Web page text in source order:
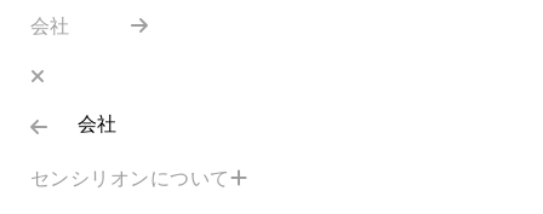
会社
会社
センシリオンについて